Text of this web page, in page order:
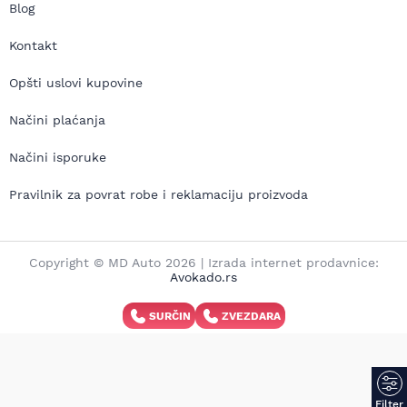
Filter
Blog
Kontakt
Opšti uslovi kupovine
Načini plaćanja
Načini isporuke
Pravilnik za povrat robe i reklamaciju proizvoda
Copyright © MD Auto 2026 | Izrada internet prodavnice:
Avokado.rs
SURČIN ZVEZDARA